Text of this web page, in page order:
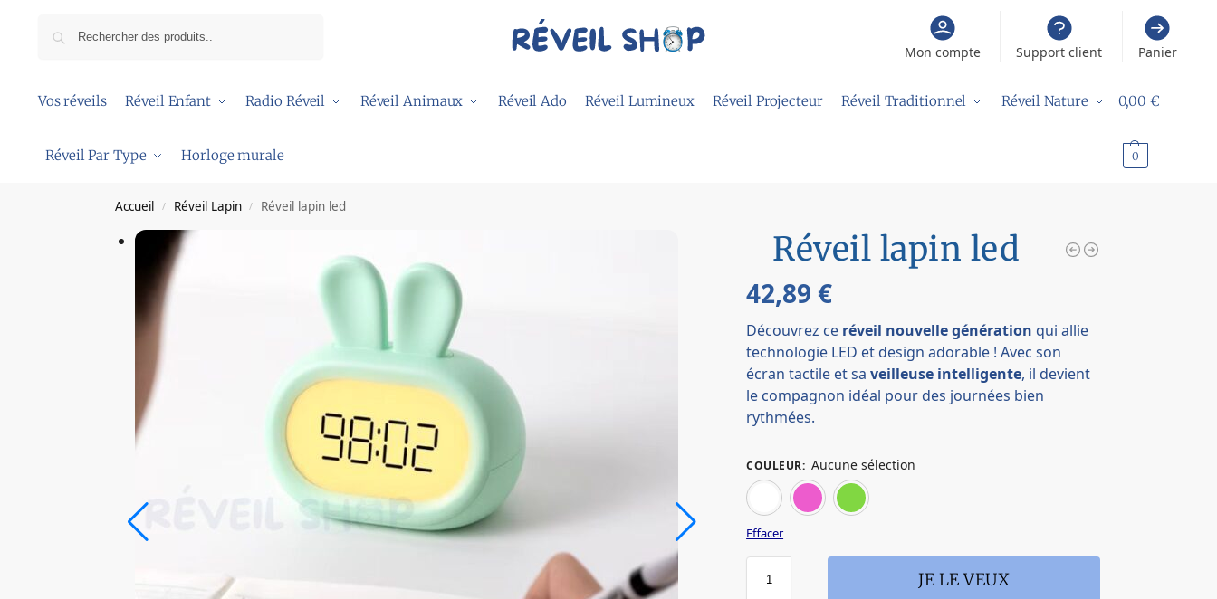
Mon compte Support client Panier
Vos réveils Réveil Enfant Radio Réveil Réveil Animaux Réveil Ado Réveil Lumineux Réveil Projecteur Réveil Traditionnel Réveil Nature
Réveil Par Type Horloge murale
0,00€
0
Accueil / Réveil Lapin / Réveil lapin led
Réveil lapin led
42,89 €
Découvrez ce réveil nouvelle génération qui allie
technologie LED et design adorable ! Avec son
écran tactile et saveilleuse intelligente, il devient
le compagnon idéal pour des journées bien
rythmées.
COULEUR: Aucune sélection
Blanc
Effacer
JE LE VEUX